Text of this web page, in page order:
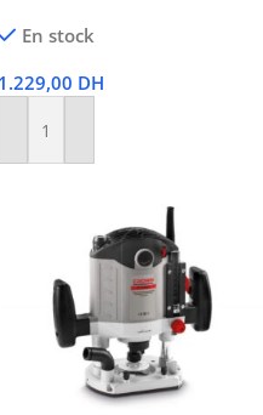
En stock
1.229,00 DH
Ajouter Au Panier